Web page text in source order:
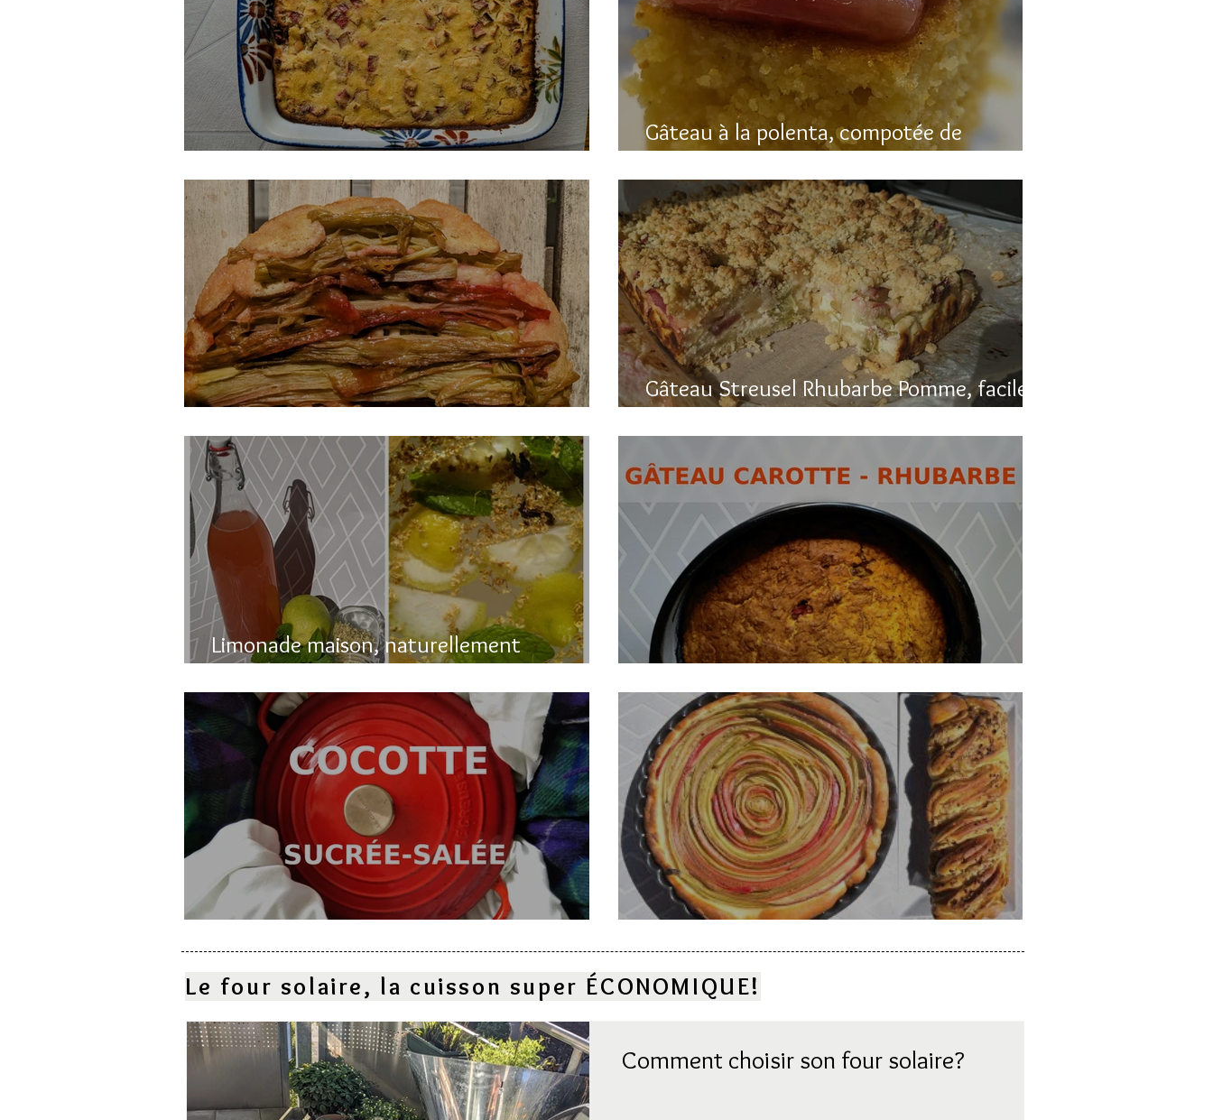
Gâteau suisse à la rhubarbe (avec polenta)
Gâteau à la polenta, compotée de
rhubarbe (sans gluten)
Gâteau renversé à la rhubarbe
Gâteau Streusel Rhubarbe Pomme, facile
et hyper bon!
Limonade maison, naturellement
pétillante!!!
Gâteau printanier, carotte et rhubarbe
Cocotte sucrée-salée Deux gâteaux à la rhubarbe
Comment choisir son four solaire?
Le four solaire, la cuisson super ÉCONOMIQUE!